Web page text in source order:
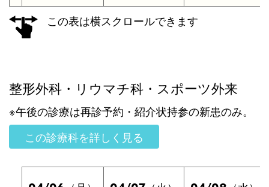
この表は横スクロールできます
整形外科・リウマチ科・スポーツ外来
※午後の診療は再診予約・紹介状持参の新患のみ。
この診療科を詳しく見る